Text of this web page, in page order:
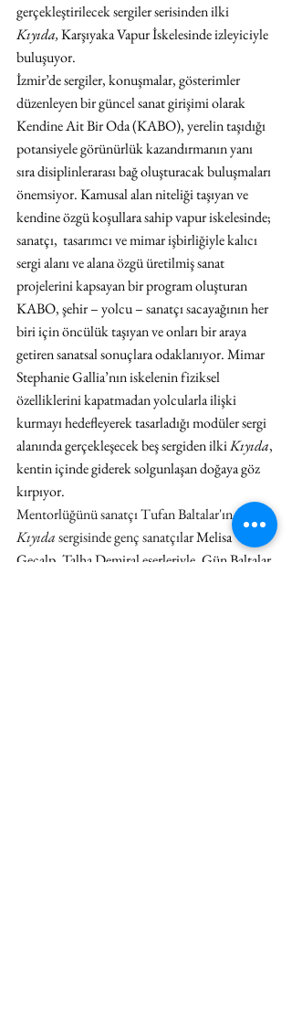
gerçekleştirilecek sergiler serisinden ilki
Kıyıda, Karşıyaka Vapur İskelesinde izleyiciyle
buluşuyor.
İzmir’de sergiler, konuşmalar, gösterimler
düzenleyen bir güncel sanat girişimi olarak
Kendine Ait Bir Oda (KABO), yerelin taşıdığı
potansiyele görünürlük kazandırmanın yanı
sıra disiplinlerarası bağ oluşturacak buluşmaları
önemsiyor. Kamusal alan niteliği taşıyan ve
kendine özgü koşullara sahip vapur iskelesinde;
sanatçı,  tasarımcı ve mimar işbirliğiyle kalıcı
sergi alanı ve alana özgü üretilmiş sanat
projelerini kapsayan bir program oluşturan
KABO, şehir – yolcu – sanatçı sacayağının her
biri için öncülük taşıyan ve onları bir araya
getiren sanatsal sonuçlara odaklanıyor. Mimar
Stephanie Gallia’nın iskelenin fiziksel
özelliklerini kapatmadan yolcularla ilişki
kurmayı hedefleyerek tasarladığı modüler sergi
alanında gerçekleşecek beş sergiden ilki Kıyıda,
kentin içinde giderek solgunlaşan doğaya göz
kırpıyor.
Mentorlüğünü sanatçı Tufan Baltalar'ın yaptığı
Kıyıda sergisinde genç sanatçılar Melisa
Geçalp, Talha Demiral eserleriyle, Gün Baltalar